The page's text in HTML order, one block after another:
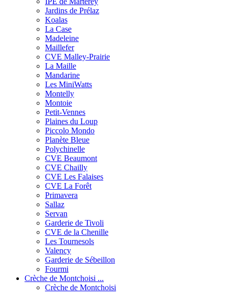
Jardins de Prélaz
Koalas
La Case
Madeleine
Maillefer
CVE Malley-Prairie
La Maille
Mandarine
Les MiniWatts
Montelly
Montoie
Petit-Vennes
Plaines du Loup
Piccolo Mondo
Planète Bleue
Polychinelle
CVE Beaumont
CVE Chailly
CVE Les Falaises
CVE La Forêt
Primavera
Sallaz
Servan
Garderie de Tivoli
CVE de la Chenille
Les Tournesols
Valency
Garderie de Sébeillon
Fourmi
Crèche de Montchoisi ...
Crèche de Montchoisi